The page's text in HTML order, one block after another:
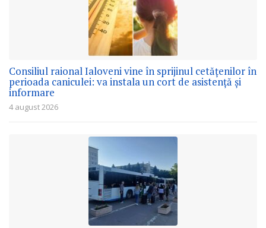
Consiliul raional Ialoveni vine în sprijinul cetățenilor în
perioada caniculei: va instala un cort de asistență și
informare
4 august 2026